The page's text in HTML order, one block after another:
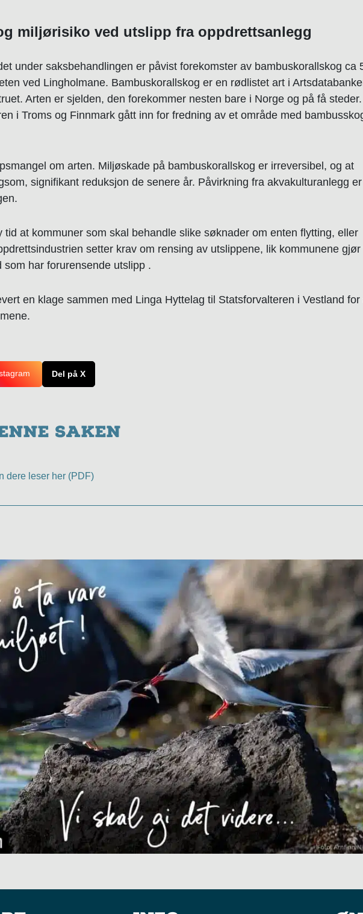
miljørisiko ved utslipp fra oppdrettsanlegg
under saksbehandlingen er påvist forekomster av bambuskorallskog ca
ved Lingholmane. Bambuskorallskog er en rødlistet art i
Arten er sjelden, den forekommer nesten bare i Norge og på få
i Troms og Finnmark gått inn for fredning av et område med
om arten. Miljøskade på bambuskorallskog er irreversibel, og at
signifikant reduksjon de senere år. Påvirkning fra akvakulturanlegg
tid at kommuner som skal behandle slike søknader om enten flytting, eller
setter krav om rensing av utslippene, lik kommunene gjør
har forurensende utslipp .
en klage sammen med Linga Hyttelag til Statsforvalteren i Vestland for
Del på X
saken
dere leser her (PDF)